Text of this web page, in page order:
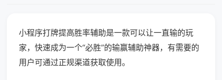
小程序打牌提高胜率辅助是一款可以让一直输的玩
家，快速成为一个“必胜”的输赢辅助神器，有需要的
用户可通过正规渠道获取使用。